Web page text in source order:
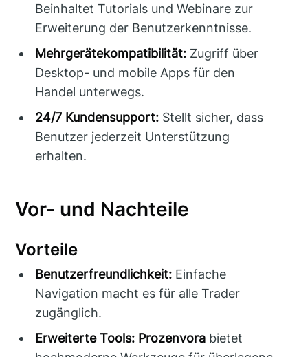
Beinhaltet Tutorials und Webinare zur
Erweiterung der Benutzerkenntnisse.
Mehrgerätekompatibilität: Zugriff über
Desktop- und mobile Apps für den
Handel unterwegs.
24/7 Kundensupport: Stellt sicher, dass
Benutzer jederzeit Unterstützung
erhalten.
Vor- und Nachteile
Vorteile
Benutzerfreundlichkeit: Einfache
Navigation macht es für alle Trader
zugänglich.
Erweiterte Tools: Prozenvora bietet